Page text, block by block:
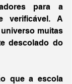
para a
verificável. A
muitas
descolado do
que a escola